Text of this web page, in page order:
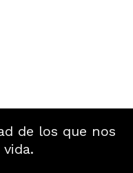
de los que nos